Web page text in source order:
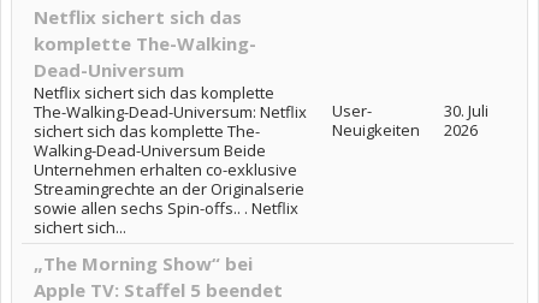
Netflix sichert sich das
komplette The-Walking-
Dead-Universum
Netflix sichert sich das komplette
The-Walking-Dead-Universum: Netflix
sichert sich das komplette The-
Walking-Dead-Universum Beide
Unternehmen erhalten co-exklusive
Streamingrechte an der Originalserie
sowie allen sechs Spin-offs.. . Netflix
sichert sich...
User-
Neuigkeiten
30. Juli
2026
„The Morning Show“ bei
Apple TV: Staffel 5 beendet